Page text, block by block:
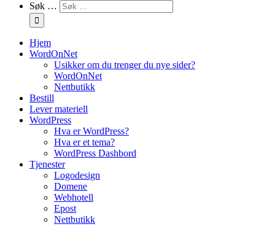
Søk …
Hjem
WordOnNet
Usikker om du trenger du nye sider?
WordOnNet
Nettbutikk
Bestill
Lever materiell
WordPress
Hva er WordPress?
Hva er et tema?
WordPress Dashbord
Tjenester
Logodesign
Domene
Webhotell
Epost
Nettbutikk